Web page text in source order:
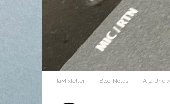
content
laMixletter Bloc-Notes A la Une >